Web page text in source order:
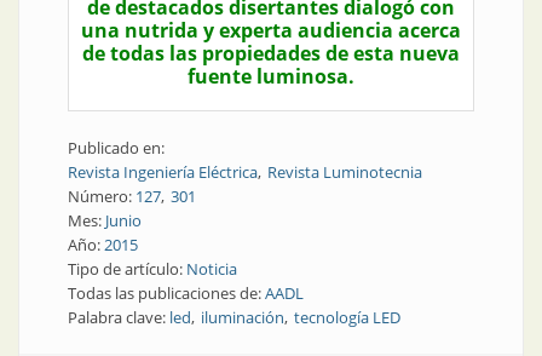
de destacados disertantes dialogó con
una nutrida y experta audiencia acerca
de todas las propiedades de esta nueva
fuente luminosa.
Publicado en:
Revista Ingeniería Eléctrica Revista Luminotecnia
Número: 127 301
Mes: Junio
Año:2015
Tipo de artículo: Noticia
Todas las publicaciones de:AADL
Palabra clave: led iluminación tecnología LED